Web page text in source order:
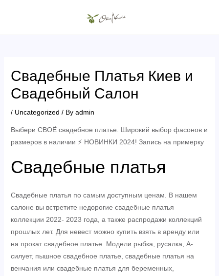
Свадебные Платья Киев и
Свадебный Салон
/ Uncategorized / By admin
Выбери СВОЁ свадебное платье. Широкий выбор фасонов и
размеров в наличии ⚡ НОВИНКИ 2024! Запись на примерку
Свадебные платья
Свадебные платья по самым доступным ценам. В нашем
салоне вы встретите недорогие свадебные платья
коллекции 2022- 2023 года, а также распродажи коллекций
прошлых лет. Для невест можно купить взять в аренду или
на прокат свадебное платье. Модели рыбка, русалка, А-
силует, пышное свадебное платье, свадебные платья на
венчания или свадебные платья для беременных,